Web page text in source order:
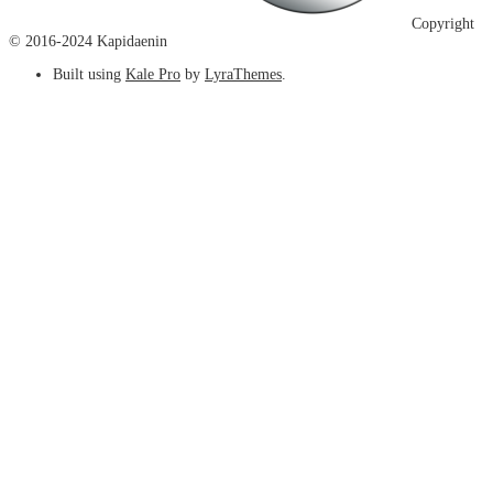
Copyright
© 2016-2024 Kapidaenin
Built using Kale Pro by LyraThemes